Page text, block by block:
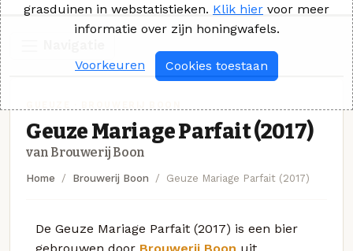
Geuze Mariage Parfait (2017)
van Brouwerij Boon
Home Brouwerij Boon Geuze Mariage Parfait (2017)
De Geuze Mariage Parfait (2017) is een bier
gebrouwen door Brouwerij Boon uit
grasduinen in webstatistieken. Klik hier voor meer
informatie over zijn honingwafels.
Voorkeuren Cookies toestaan